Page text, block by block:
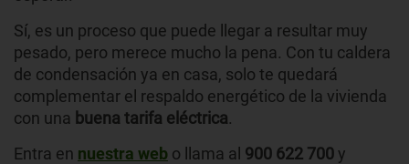
Sí, es un proceso que puede llegar a resultar muy
pesado, pero merece mucho la pena. Con tu caldera
de condensación ya en casa, solo te quedará
complementar el respaldo energético de la vivienda
con una buena tarifa eléctrica.
Entra en nuestra web o llama al 900 622 700y